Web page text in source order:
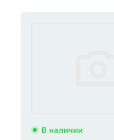
В наличии